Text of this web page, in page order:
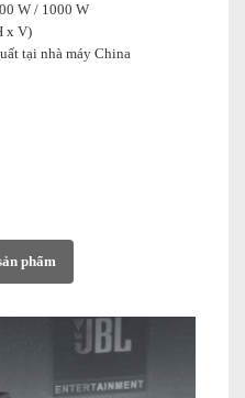
W / 1000 W
x V)
tại nhà máy China
phẩm